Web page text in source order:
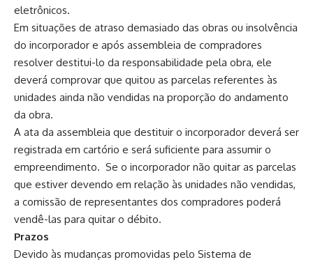
eletrônicos.
Em situações de atraso demasiado das obras ou insolvência
do incorporador e após assembleia de compradores
resolver destitui-lo da responsabilidade pela obra, ele
deverá comprovar que quitou as parcelas referentes às
unidades ainda não vendidas na proporção do andamento
da obra.
A ata da assembleia que destituir o incorporador deverá ser
registrada em cartório e será suficiente para assumir o
empreendimento. Se o incorporador não quitar as parcelas
que estiver devendo em relação às unidades não vendidas,
a comissão de representantes dos compradores poderá
vendê-las para quitar o débito.
Prazos
Devido às mudanças promovidas pelo Sistema de